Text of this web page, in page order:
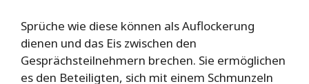
Sprüche wie diese können als Auflockerung
dienen und das Eis zwischen den
Gesprächsteilnehmern brechen. Sie ermöglichen
es den Beteiligten, sich mit einem Schmunzeln